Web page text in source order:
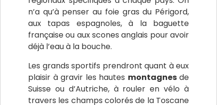
n’a qu’à penser au foie gras du Périgord,
aux tapas espagnoles, à la baguette
française ou aux scones anglais pour avoir
déjà l’eau à la bouche.
Les grands sportifs prendront quant à eux
plaisir à gravir les hautes montagnesde
Suisse ou d’Autriche, à rouler en vélo à
travers les champs colorés de la Toscane